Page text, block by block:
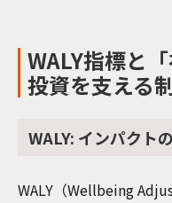
WALY指標と
投資を支える
WALY: インパクト
WALY（Wellbeing